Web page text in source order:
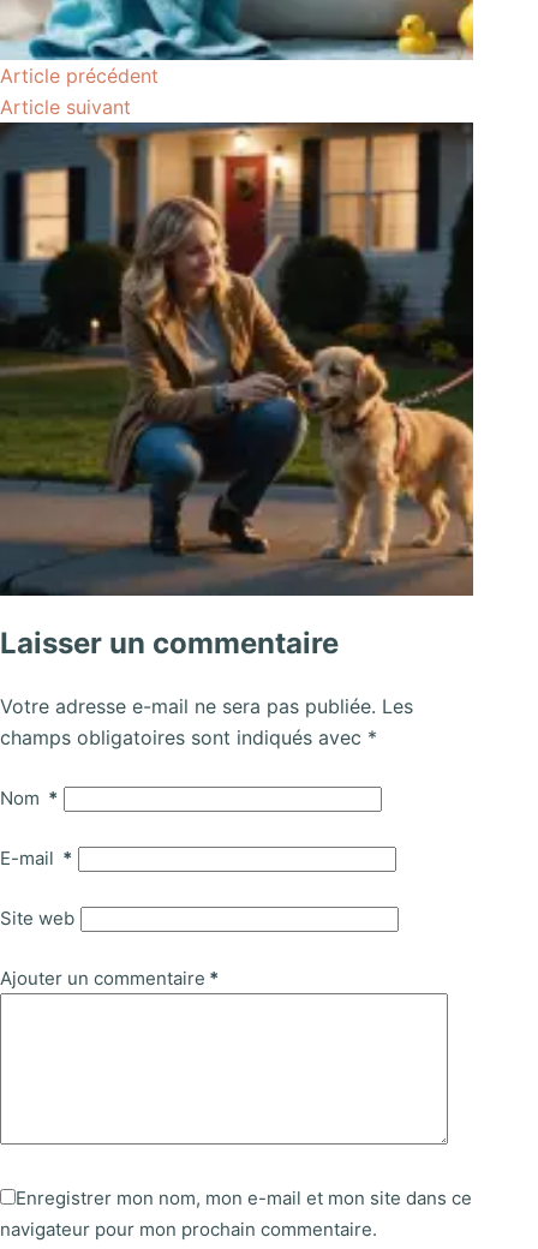
Article précédent
Article suivant
Laisser un commentaire
Votre adresse e-mail ne sera pas publiée. Les
champs obligatoires sont indiqués avec *
Nom *
E-mail *
Site web
Ajouter un commentaire *
Enregistrer mon nom, mon e-mail et mon site dans ce
navigateur pour mon prochain commentaire.